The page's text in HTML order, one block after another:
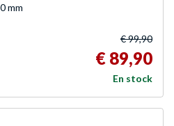
mm
€ 99,90
€ 89,90
En stock